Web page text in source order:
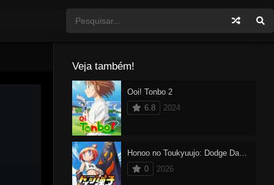
Veja também!
Ooi! Tonbo 2
6.8
2024
Honoo no Toukyuujo: Dodge Danko
0
2026